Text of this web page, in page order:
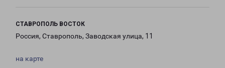
СТАВРОПОЛЬ ВОСТОК
Россия, Ставрополь, Заводская улица, 11
на карте